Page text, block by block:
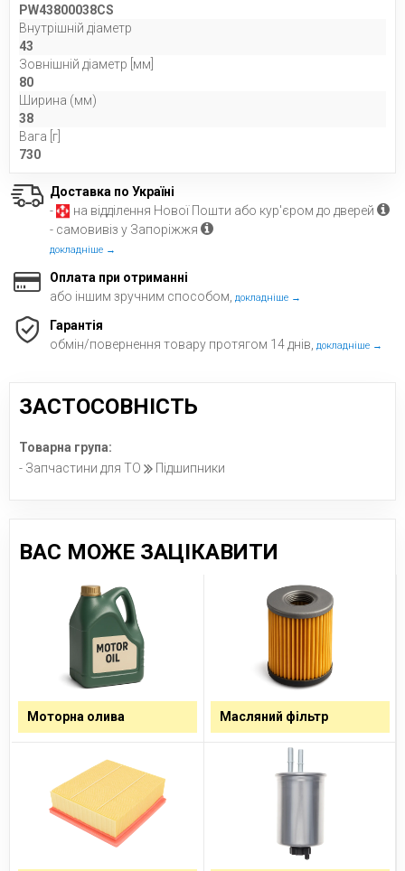
PW43800038CS
Внутрішній діаметр
43
Зовнішній діаметр [мм]
80
Ширина (мм)
38
Вага [г]
730
Доставка по Україні
-
на відділення Нової Пошти або кур'єром до дверей
- самовивіз у Запоріжжя
докладніше →
Оплата при отриманні
або іншим зручним способом, докладніше →
Гарантія
обмін/повернення товару протягом 14 днів, докладніше →
ЗАСТОСОВНІСТЬ
Товарна група:
- Запчастини для ТО
Підшипники
ВАС МОЖЕ ЗАЦІКАВИТИ
Моторна олива Масляний фільтр